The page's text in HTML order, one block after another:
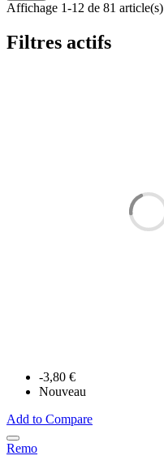
Affichage 1-12 de 81 article(s)
Filtres actifs
-3,80 €
Nouveau
Add to Compare
Remo